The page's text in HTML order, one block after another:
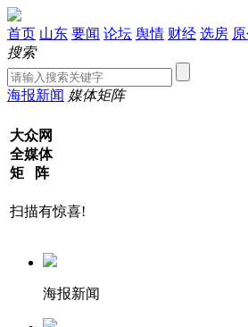
首页 山东 要闻 论坛 舆情 财经 选房 原
搜索
海报新闻 媒体矩阵
大众网
全媒体
矩 阵
扫描有惊喜!
海报新闻